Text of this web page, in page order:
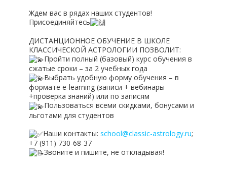
Ждем вас в рядах наших студентов!
Присоединяйтесь
ДИСТАНЦИОННОЕ ОБУЧЕНИЕ В ШКОЛЕ
КЛАССИЧЕСКОЙ АСТРОЛОГИИ ПОЗВОЛИТ:
Пройти полный (базовый) курс обучения в
сжатые сроки – за 2 учебных года
Выбрать удобную форму обучения – в
формате e-learning (записи + вебинары
+проверка знаний) или по записям
Пользоваться всеми скидками, бонусами и
льготами для студентов
Наши контакты: school@classic-astrology.ru;
+7 (911) 730-68-37
Звоните и пишите, не откладывая!